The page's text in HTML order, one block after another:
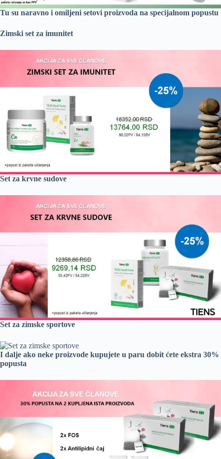
Tu su naravno i omiljeni setovi proizvoda na specijalnom popustu
Zimski set za imunitet
Set za krvne sudove
Set za zimske sportove
I dalje ako neke proizvode kupujete u paru dobit ćete ekstra 30%
popusta